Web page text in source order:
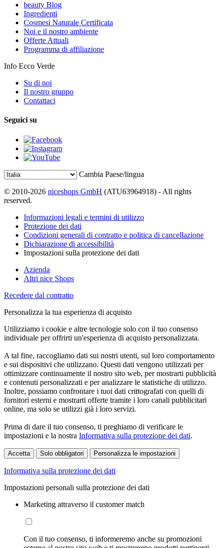
beauty Blog
Ingredienti
Cosmesi Naturale Certificata
Noi e il nostro ambiente
Offerte Attuali
Programma di affiliazione
Info Ecco Verde
Su di noi
Il nostro gruppo
Contattaci
Seguici su
Cambia Paese/lingua
© 2010-2026 niceshops GmbH (ATU63964918) - All rights
reserved.
Informazioni legali e termini di utilizzo
Protezione dei dati
Condizioni generali di contratto e politica di cancellazione
Dichiarazione di accessibilità
Impostazioni sulla protezione dei dati
Azienda
Altri nice Shops
Recedere dal contratto
Personalizza la tua esperienza di acquisto
Utilizziamo i cookie e altre tecnologie solo con il tuo consenso
individuale per offrirti un'esperienza di acquisto personalizzata.
A tal fine, raccogliamo dati sui nostri utenti, sul loro comportamento
e sui dispositivi che utilizzano. Questi dati vengono utilizzati per
ottimizzare continuamente il nostro sito web, per mostrarti pubblicità
e contenuti personalizzati e per analizzare le statistiche di utilizzo.
Inoltre, possiamo confrontare i tuoi dati crittografati con quelli di
fornitori esterni e mostrarti offerte tramite i loro canali pubblicitari
online, ma solo se utilizzi già i loro servizi.
Prima di dare il tuo consenso, ti preghiamo di verificare le
impostazioni e la nostra Informativa sulla protezione dei dati.
Accetta Solo obbligatori Personalizza le impostazioni
Informativa sulla protezione dei dati
Impostazioni personali sulla protezione dei dati
Marketing attraverso il customer match
Con il tuo consenso, ti informeremo anche su promozioni